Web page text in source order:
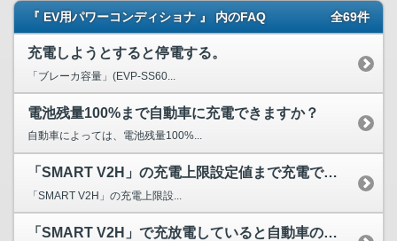
『 EV用パワーコンディショナ 』 内のFAQ 全69件
充電しようとすると停電する。
「ブレーカ容量」(EVP-SS60...
電池残量100%まで自動車に充電できますか？
自動車によっては、電池残量100%...
「SMART V2H」の充電上限設定値まで充電できない。
「SMART V2H」の充電上限設...
「SMART V2H」で充放電していると自動車の遠隔操作機...